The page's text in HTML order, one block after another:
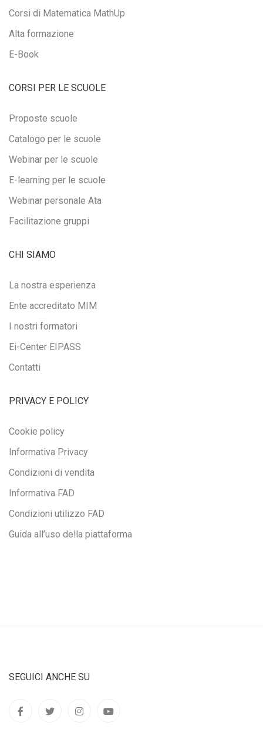
Corsi di Matematica MathUp
Alta formazione
E-Book
CORSI PER LE SCUOLE
Proposte scuole
Catalogo per le scuole
Webinar per le scuole
E-learning per le scuole
Webinar personale Ata
Facilitazione gruppi
CHI SIAMO
La nostra esperienza
Ente accreditato MIM
I nostri formatori
Ei-Center EIPASS
Contatti
PRIVACY E POLICY
Cookie policy
Informativa Privacy
Condizioni di vendita
Informativa FAD
Condizioni utilizzo FAD
Guida all’uso della piattaforma
SEGUICI ANCHE SU